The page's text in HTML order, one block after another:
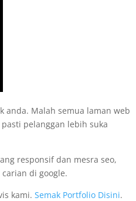
anda. Malah semua laman web
pelanggan lebih suka
responsif dan mesra seo,
di google.
kami.Semak Portfolio Disini.